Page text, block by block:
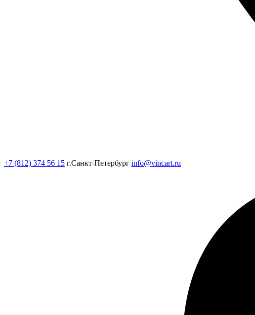
+7 (812) 374 56 15 г.Санкт-Петербург info@vincart.ru